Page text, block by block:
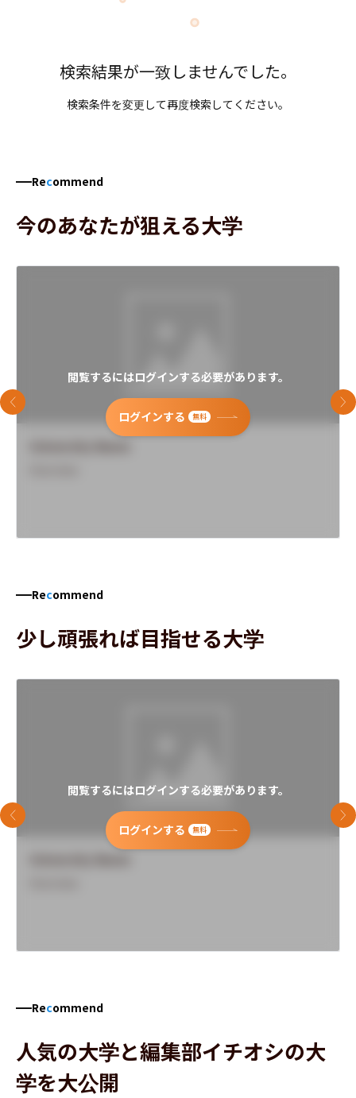
検索結果が一致しませんでした。
検索条件を変更して再度検索してください。
Recommend
今のあなたが狙える大学
閲覧するにはログインする必要があります。
ログインする 無料
前のスライド 次
Recommend
少し頑張れば目指せる大学
閲覧するにはログインする必要があります。
ログインする 無料
前のスライド 次
Recommend
人気の大学と編集部イチオシの大
学を大公開